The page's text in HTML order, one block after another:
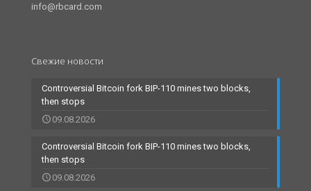
info@rbcard.com
Свежие новости
Controversial Bitcoin fork BIP-110 mines two blocks,
then stops
09.08.2026
Controversial Bitcoin fork BIP-110 mines two blocks,
then stops
09.08.2026